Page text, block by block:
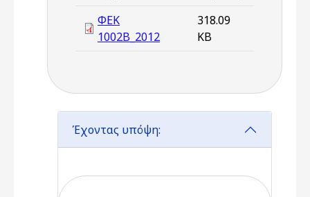
ΦΕΚ
1002Β_2012
318.09
KB
Έχοντας υπόψη: